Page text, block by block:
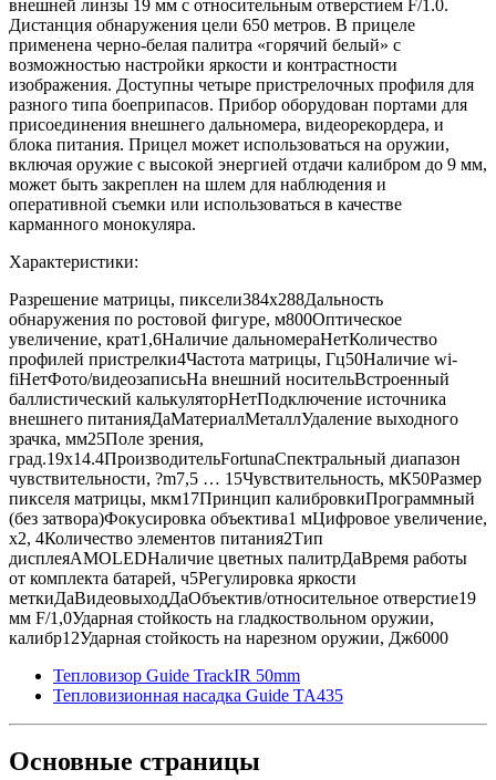
внешней линзы 19 мм с относительным отверстием F/1.0.
Дистанция обнаружения цели 650 метров. В прицеле
применена черно-белая палитра «горячий белый» с
возможностью настройки яркости и контрастности
изображения. Доступны четыре пристрелочных профиля для
разного типа боеприпасов. Прибор оборудован портами для
присоединения внешнего дальномера, видеорекордера, и
блока питания. Прицел может использоваться на оружии,
включая оружие с высокой энергией отдачи калибром до 9 мм,
может быть закреплен на шлем для наблюдения и
оперативной съемки или использоваться в качестве
карманного монокуляра.
Характеристики:
Разрешение матрицы, пиксели384x288Дальность
обнаружения по ростовой фигуре, м800Оптическое
увеличение, крат1,6Наличие дальномераНетКоличество
профилей пристрелки4Частота матрицы, Гц50Наличие wi-
fiНетФото/видеозаписьНа внешний носительВстроенный
баллистический калькуляторНетПодключение источника
внешнего питанияДаМатериалМеталлУдаление выходного
зрачка, мм25Поле зрения,
град.19x14.4ПроизводительFortunaСпектральный диапазон
чувствительности, ?m7,5 … 15Чувствительность, мК50Размер
пикселя матрицы, мкм17Принцип калибровкиПрограммный
(без затвора)Фокусировка объектива1 мЦифровое увеличение,
х2, 4Количество элементов питания2Тип
дисплеяAMOLEDНаличие цветных палитрДаВремя работы
от комплекта батарей, ч5Регулировка яркости
меткиДаВидеовыходДаОбъектив/относительное отверстие19
мм F/1,0Ударная стойкость на гладкоствольном оружии,
калибр12Ударная стойкость на нарезном оружии, Дж6000
Тепловизор Guide TrackIR 50mm
Тепловизионная насадка Guide TA435
Основные страницы